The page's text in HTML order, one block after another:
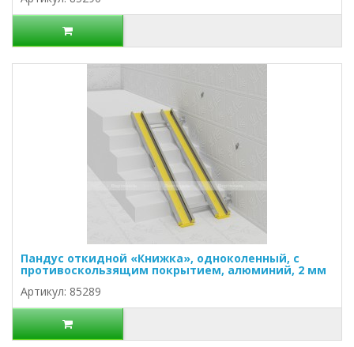
Пандус откидной «Книжка», одноколенный, с
противоскользящим покрытием, алюминий, 2 мм
Артикул: 85289